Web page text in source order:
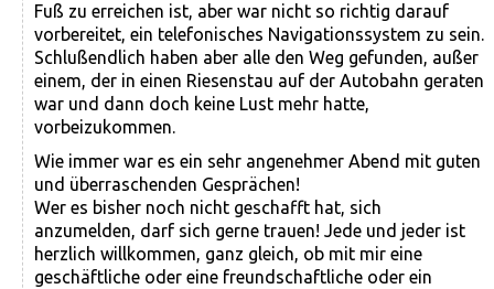
Fuß zu erreichen ist, aber war nicht so richtig darauf
vorbereitet, ein telefonisches Navigationssystem zu sein.
Schlußendlich haben aber alle den Weg gefunden, außer
einem, der in einen Riesenstau auf der Autobahn geraten
war und dann doch keine Lust mehr hatte,
vorbeizukommen.
Wie immer war es ein sehr angenehmer Abend mit guten
und überraschenden Gesprächen!
Wer es bisher noch nicht geschafft hat, sich
anzumelden, darf sich gerne trauen! Jede und jeder ist
herzlich willkommen, ganz gleich, ob mit mir eine
geschäftliche oder eine freundschaftliche oder ein